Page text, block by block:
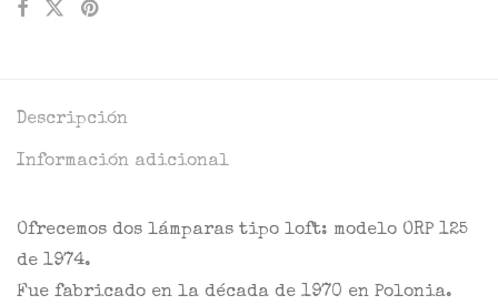
Descripción
Información adicional
Ofrecemos dos lámparas tipo loft: modelo ORP 125
de 1974.
Fue fabricado en la década de 1970 en Polonia.